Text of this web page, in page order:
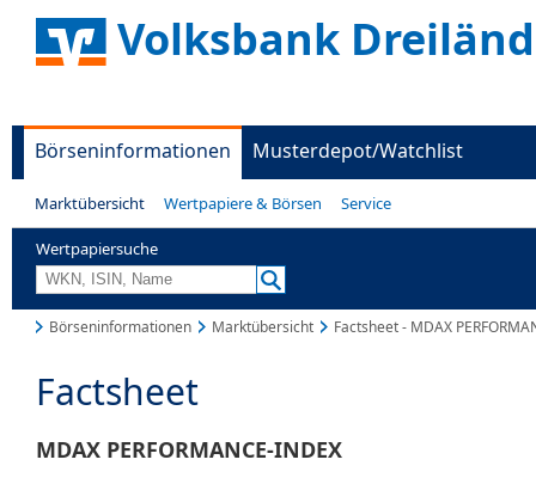
Volksbank
Börseninformationen Musterdepot/Watchlist
Marktübersicht Wertpapiere & Börsen Service
Wertpapiersuche
Börseninformationen Marktübersicht Factsheet - MDAX
Factsheet
MDAX PERFORMANCE-INDEX